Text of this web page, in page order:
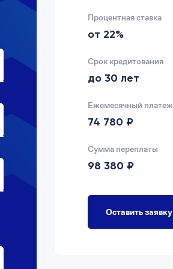
Процентная ставка
от 22%
Срок кредитования
до 30 лет
Ежемесячный платеж
74 780 ₽
Сумма переплаты
98 380 ₽
Оставить заявку